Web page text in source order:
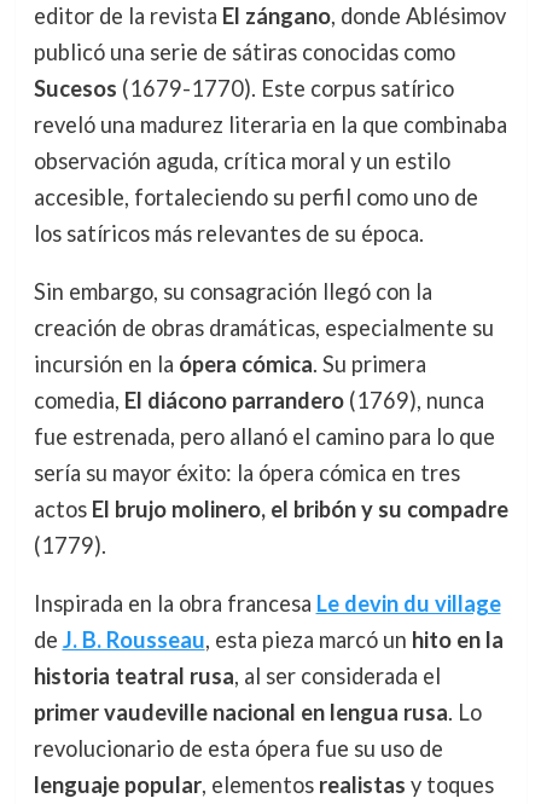
editor de la revista El zángano, donde Ablésimov
publicó una serie de sátiras conocidas como
Sucesos (1679-1770). Este corpus satírico
reveló una madurez literaria en la que combinaba
observación aguda, crítica moral y un estilo
accesible, fortaleciendo su perfil como uno de
los satíricos más relevantes de su época.
Sin embargo, su consagración llegó con la
creación de obras dramáticas, especialmente su
incursión en la ópera cómica. Su primera
comedia, El diácono parrandero(1769), nunca
fue estrenada, pero allanó el camino para lo que
sería su mayor éxito: la ópera cómica en tres
actos El brujo molinero, el bribón y su compadre
(1779).
Inspirada en la obra francesa Le devin du village
de J. B. Rousseau, esta pieza marcó un hito en la
historia teatral rusa, al ser considerada el
primer vaudeville nacional en lengua rusa. Lo
revolucionario de esta ópera fue su uso de
lenguaje popular, elementos realistas y toques